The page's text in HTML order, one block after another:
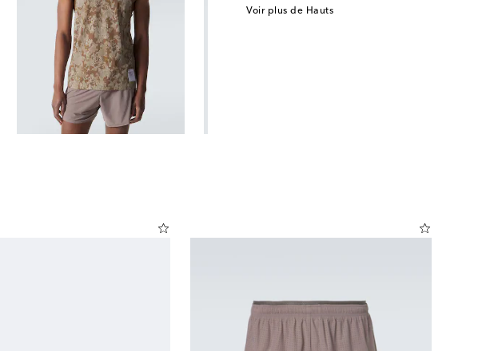
Voir plus de Hauts